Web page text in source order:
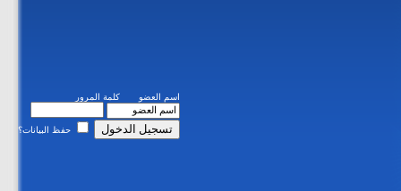
اسم العضو كلمة المرور
حفظ البيانات؟